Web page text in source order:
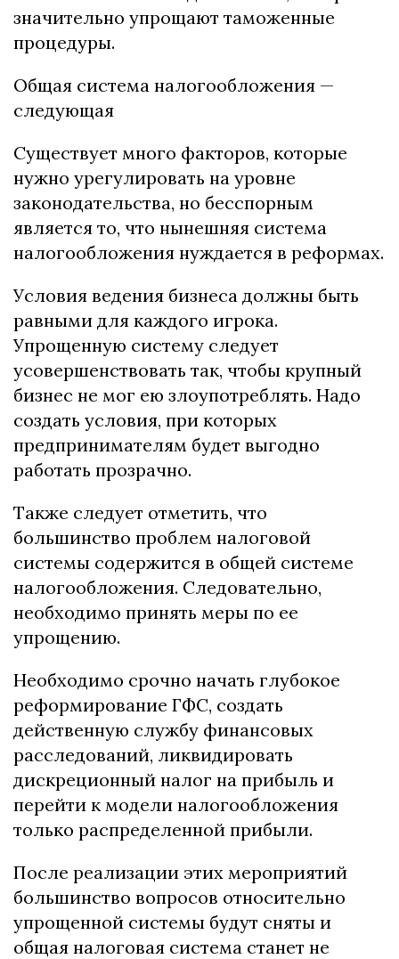
значительно упрощают таможенные
процедуры.
Общая система налогообложения —
следующая
Существует много факторов, которые
нужно урегулировать на уровне
законодательства, но бесспорным
является то, что нынешняя система
налогообложения нуждается в реформах.
Условия ведения бизнеса должны быть
равными для каждого игрока.
Упрощенную систему следует
усовершенствовать так, чтобы крупный
бизнес не мог ею злоупотреблять. Надо
создать условия, при которых
предпринимателям будет выгодно
работать прозрачно.
Также следует отметить, что
большинство проблем налоговой
системы содержится в общей системе
налогообложения. Следовательно,
необходимо принять меры по ее
упрощению.
Необходимо срочно начать глубокое
реформирование ГФС, создать
действенную службу финансовых
расследований, ликвидировать
дискреционный налог на прибыль и
перейти к модели налогообложения
только распределенной прибыли.
После реализации этих мероприятий
большинство вопросов относительно
упрощенной системы будут сняты и
общая налоговая система станет не